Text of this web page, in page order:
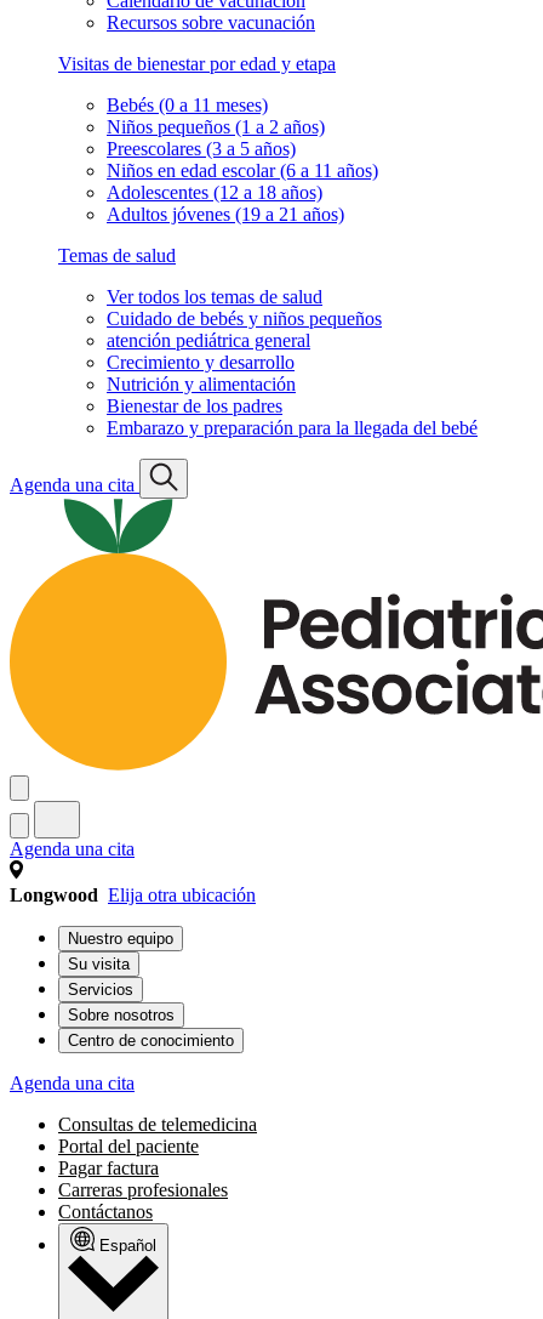
Recursos sobre vacunación
Visitas de bienestar por edad y etapa
Bebés (0 a 11 meses)
Niños pequeños (1 a 2 años)
Preescolares (3 a 5 años)
Niños en edad escolar (6 a 11 años)
Adolescentes (12 a 18 años)
Adultos jóvenes (19 a 21 años)
Temas de salud
Ver todos los temas de salud
Cuidado de bebés y niños pequeños
atención pediátrica general
Crecimiento y desarrollo
Nutrición y alimentación
Bienestar de los padres
Embarazo y preparación para la llegada del bebé
Agenda una cita
Agenda una cita
Longwood Elija otra ubicación
Nuestro equipo
Su visita
Servicios
Sobre nosotros
Centro de conocimiento
Agenda una cita
Consultas de telemedicina
Portal del paciente
Pagar factura
Carreras profesionales
Contáctanos
Español